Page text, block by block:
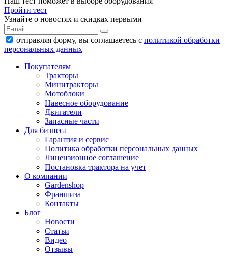
Пройти тест
Узнайте о новостях и скидках первыми
отправляя форму, вы соглашаетесь с политикой обработки
персональных данных
Покупателям
Тракторы
Минитракторы
Мотоблоки
Навесное оборудование
Двигатели
Запасные части
Для бизнеса
Гарантия и сервис
Политика обработки персональных данных
Лицензионное соглашение
Постановка трактора на учет
О компании
Gardenshop
Франшиза
Контакты
Блог
Новости
Статьи
Видео
Отзывы